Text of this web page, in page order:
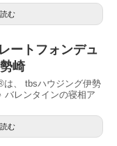
む
ートフォンデュ
崎
、 tbsハウジング伊勢
バレンタインの寝相ア
む